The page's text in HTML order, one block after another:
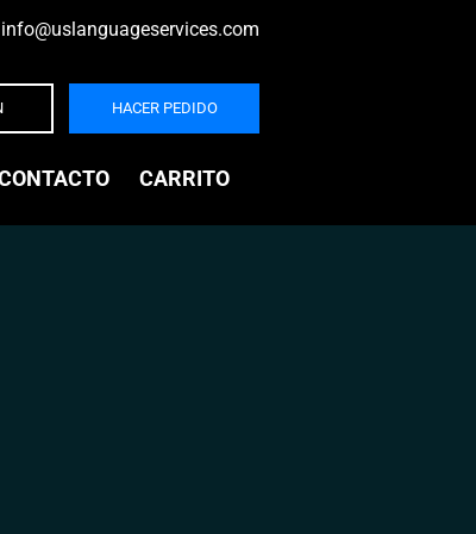
info@uslanguageservices.com
HACER PEDIDO
CARRITO